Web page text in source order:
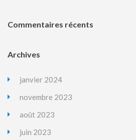
Commentaires récents
Archives
janvier 2024
novembre 2023
août 2023
juin 2023